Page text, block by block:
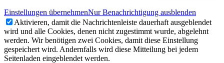
Einstellungen übernehmenNur Benachrichtigung ausblenden
Aktivieren, damit die Nachrichtenleiste dauerhaft ausgeblendet
wird und alle Cookies, denen nicht zugestimmt wurde, abgelehnt
werden. Wir benötigen zwei Cookies, damit diese Einstellung
gespeichert wird. Andernfalls wird diese Mitteilung bei jedem
Seitenladen eingeblendet werden.